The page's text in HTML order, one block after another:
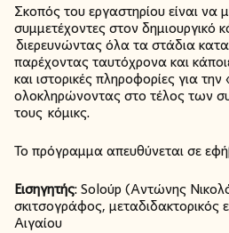
Σκοπός του εργαστηρίου είναι να
συμμετέχοντες στον δημιουργικό
διερευνώντας όλα τα στάδια
παρέχοντας ταυτόχρονα και
και ιστορικές πληροφορίες για
ολοκληρώνοντας στο τέλος των
τους κόμικς.
Το πρόγραμμα απευθύνεται σε
Εισηγητής: Soloύp (Αντώνης
σκιτσογράφος,
Αιγαίου